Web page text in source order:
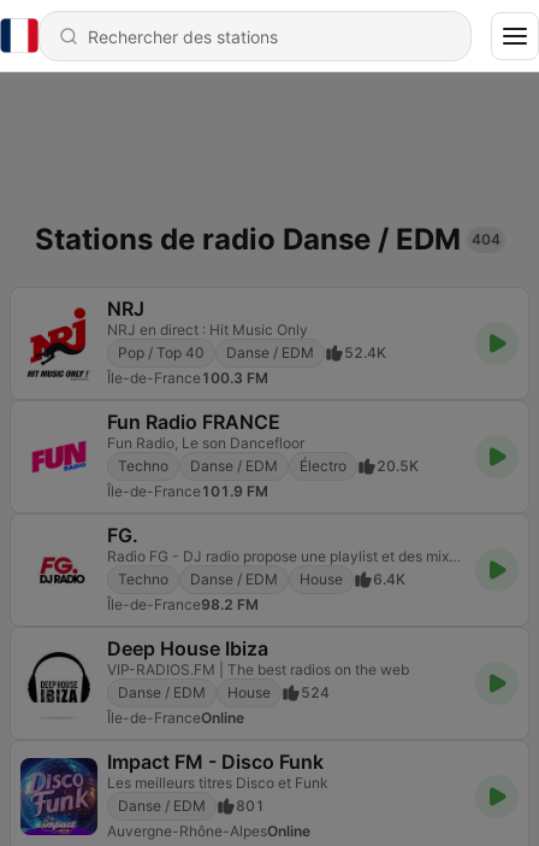
Stations de radio Danse / EDM 404
NRJ
NRJ en direct : Hit Music Only
Pop / Top 40
Danse / EDM
52.4K
Île-de-France100.3 FM
Fun Radio FRANCE
Fun Radio, Le son Dancefloor
Techno
Danse / EDM Électro
20.5K
Île-de-France101.9 FM
FG.
Radio FG - DJ radio propose une playlist et des mixes house music et électro.
Techno
Danse / EDM House
6.4K
Île-de-France98.2 FM
Deep House Ibiza
VIP-RADIOS.FM | The best radios on the web
Danse / EDM
House
524
Île-de-FranceOnline
Impact FM - Disco Funk
Les meilleurs titres Disco et Funk
Danse / EDM
801
Auvergne-Rhône-AlpesOnline